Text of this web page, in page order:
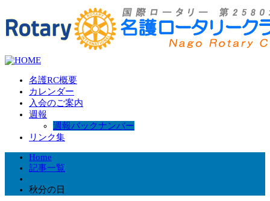
名護RC概要
カレンダー
入会のご案内
週報
週報バックナンバー
リンク集
Home
記事一覧
秋分の日